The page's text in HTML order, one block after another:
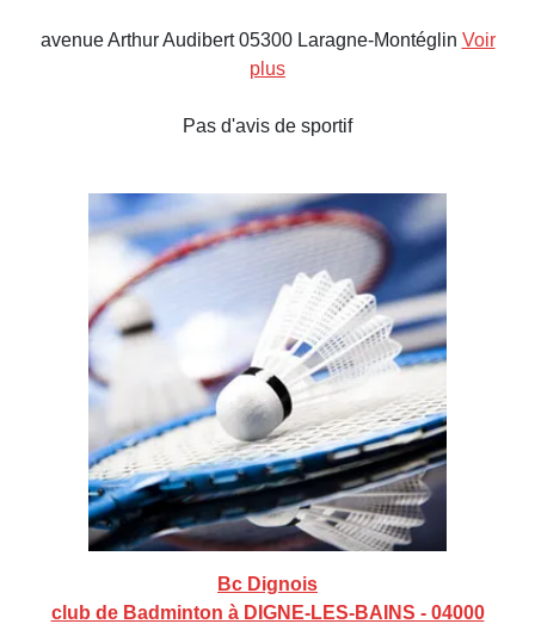
avenue Arthur Audibert 05300 Laragne-Montéglin Voir
plus
Pas d'avis de sportif
Bc Dignois
club de Badminton à DIGNE-LES-BAINS - 04000